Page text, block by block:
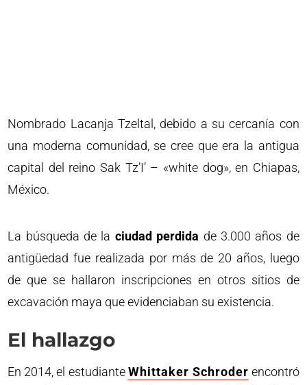
Nombrado Lacanja Tzeltal, debido a su cercanía con
una moderna comunidad, se cree que era la antigua
capital del reino Sak Tz’I’ – «white dog», en Chiapas,
México.
La búsqueda de la ciudad perdida de 3.000 años de
antigüedad fue realizada por más de 20 años, luego
de que se hallaron inscripciones en otros sitios de
excavación maya que evidenciaban su existencia.
El hallazgo
En 2014, el estudianteWhittaker Schroder encontró